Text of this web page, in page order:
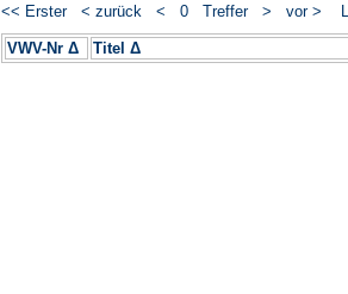
<< Erster
< zurück < 0 Treffer > vor >
VWV-Nr Δ Titel Δ